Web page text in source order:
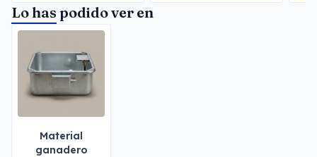
Lo has podido ver en
Material
ganadero